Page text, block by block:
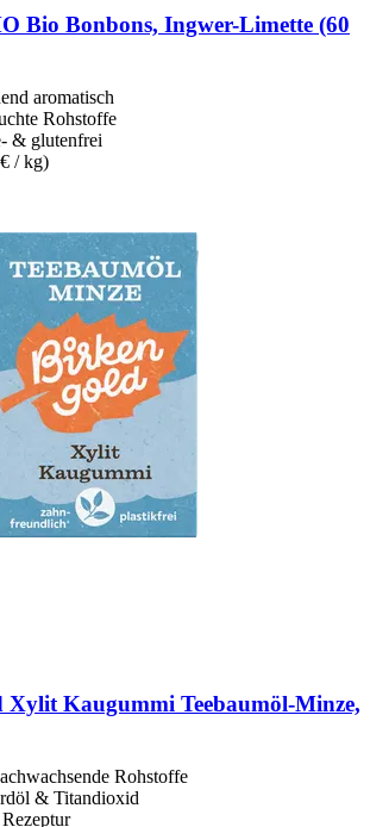
Bio Bonbons, Ingwer-​Limette (60
aromatisch
Rohstoffe
& glutenfrei
/ kg)
Xylit Kaugummi Teebaumöl-​Minze,
Rohstoffe
& Titandioxid